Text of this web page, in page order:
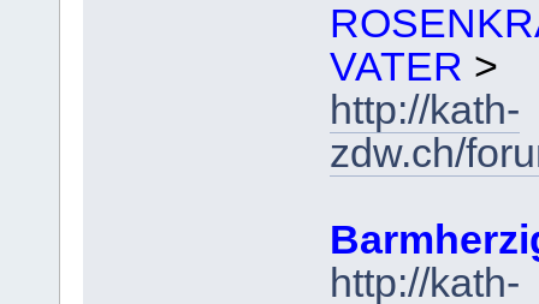
VATER >
http://kath-
zdw.ch/
http://kath-